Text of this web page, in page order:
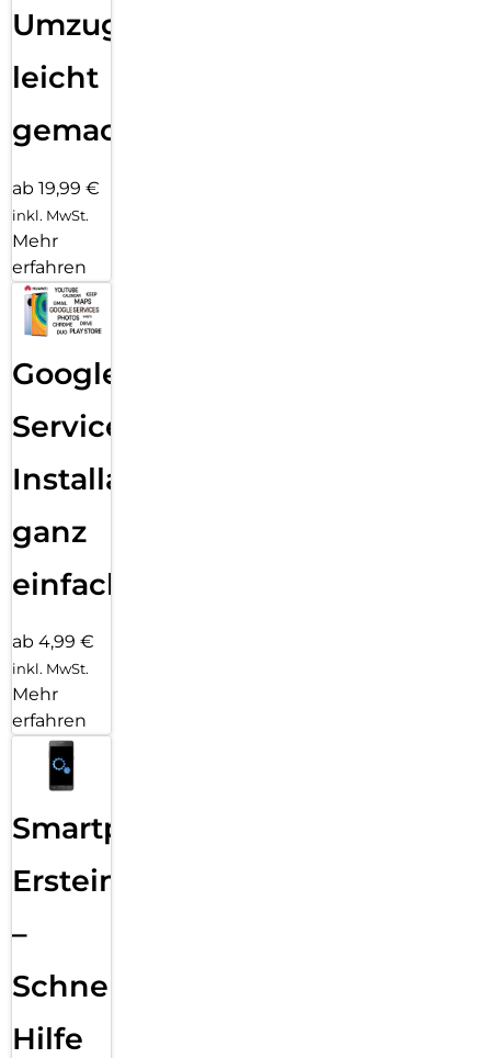
Umzug
leicht
gemacht!
ab 19,99 €
inkl. MwSt.
Mehr
erfahren
Google
Services
Installation
ganz
einfach
ab 4,99 €
inkl. MwSt.
Mehr
erfahren
Smartphone
Ersteinrichtung
–
Schnelle
Hilfe